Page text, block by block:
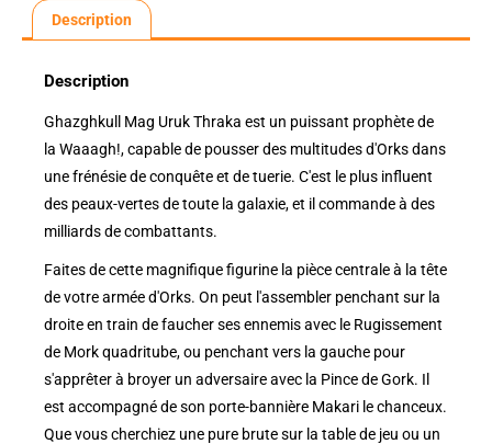
Description
Description
Ghazghkull Mag Uruk Thraka est un puissant prophète de
la Waaagh!, capable de pousser des multitudes d'Orks dans
une frénésie de conquête et de tuerie. C'est le plus influent
des peaux-vertes de toute la galaxie, et il commande à des
milliards de combattants.
Faites de cette magnifique figurine la pièce centrale à la tête
de votre armée d'Orks. On peut l'assembler penchant sur la
droite en train de faucher ses ennemis avec le Rugissement
de Mork quadritube, ou penchant vers la gauche pour
s'apprêter à broyer un adversaire avec la Pince de Gork. Il
est accompagné de son porte-bannière Makari le chanceux.
Que vous cherchiez une pure brute sur la table de jeu ou un